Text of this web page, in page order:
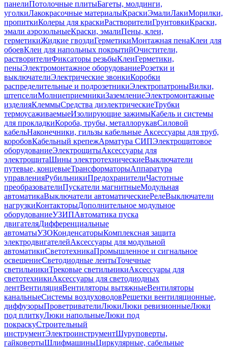
панелиПотолочные плитыБагеты, молдинги,
уголкиЛакокрасочные материалыКраскиЭмалиЛакиМорилки,
пропиткиКолеры для краскиРастворителиГрунтовкиКраски,
эмали аэрозольныеКраски, эмалиПены, клеи,
герметикиЖидкие гвоздиГерметикиМонтажная пенаКлеи для
обоевКлеи для напольных покрытийОчистители,
растворителиФиксаторы резьбыКлеиГерметики,
пеныЭлектромонтажное оборудованиеРозетки и
выключателиЭлектрические звонкиКоробки
распределительные и подрозетникиЭлектропатроныВилки,
штепселиМолниеприемникиЗаземлениеЭлектромонтажные
изделияКлеммыСредства диэлектрическиеТрубки
термоусаживаемыеИзолирующие зажимыКабель и системы
для прокладкиКороба, трубы, металлорукавСиловой
кабельНаконечники, гильзы кабельные Аксессуары для труб,
коробовКабельный крепежАрматура СИПЭлектрощитовое
оборудованиеЭлектрощитыАксессуары для
электрощитаШины электротехническиеВыключатели
путевые, концевыеТрансформаторыАппаратура
управленияРубильникиПредохранителиЧастотные
преобразователиПускатели магнитныеМодульная
автоматикаВыключатели автоматическиеРелеВыключатели
нагрузкиКонтакторыДополнительное модульное
оборудованиеУЗИПАвтоматика пуска
двигателяДифференциальные
автоматыУЗОКонденсаторыКомплексная защита
электродвигателейАксессуары для модульной
автоматикиСветотехникаПромышленное и сигнальное
освещениеСветодиодные лентыТочечные
светильникиТрековые светильникиАксессуары для
светотехникиАксессуары для светодиодных
лентВентиляцияВентиляторы вытяжныеВентиляторы
канальныеСистемы воздуховодовРешетки вентиляционные,
диффузорыПроветривателиЛюкиЛюки ревизионныеЛюки
под плиткуЛюки напольныеЛюки под
покраскуСтроительный
инструментЭлектроинструментШуруповерты,
гайковертыШлифмашиныЦиркулярные, сабельные